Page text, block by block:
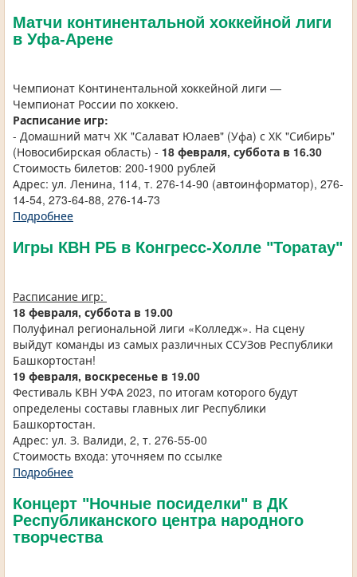
Матчи континентальной хоккейной лиги
в Уфа-Арене
Чемпионат Континентальной хоккейной лиги —
Чемпионат России по хоккею.
Расписание игр:
- Домашний матч ХК "Салават Юлаев" (Уфа) с ХК "Сибирь"
(Новосибирская область) - 18 февраля, суббота в 16.30
Стоимость билетов: 200-1900 рублей
Адрес: ул. Ленина, 114, т. 276-14-90 (автоинформатор), 276-
14-54, 273-64-88, 276-14-73
Подробнее
Игры КВН РБ в Конгресс-Холле "Торатау"
Расписание игр:
18 февраля, суббота в 19.00
Полуфинал региональной лиги «Колледж». На сцену
выйдут команды из самых различных ССУЗов Республики
Башкортостан!
19 февраля, воскресенье в 19.00
Фестиваль КВН УФА 2023, по итогам которого будут
определены составы главных лиг Республики
Башкортостан.
Адрес: ул. З. Валиди, 2, т. 276-55-00
Стоимость входа: уточняем по ссылке
Подробнее
Концерт "Ночные посиделки" в ДК
Республиканского центра народного
творчества